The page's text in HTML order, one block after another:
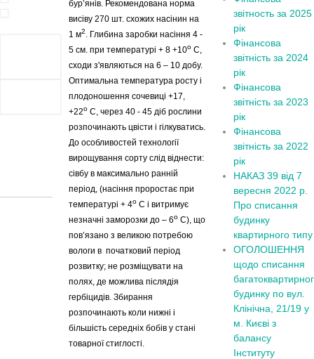
бур’янів. Рекомендована норма
висіву 270 шт. схожих насінин на
1 м2. Глибина заробки насіння 4 -
5 см. при температурі + 8 +10о С,
сходи з'являються на 6 – 10 добу.
Оптимальна температура росту і
плодоношення сочевиці +17,
+22о С, через 40 - 45 діб рослини
розпочинають цвісти і гілкуватись.
До особливостей технології
вирощування сорту слід віднести:
сівбу в максимально ранній
період, (насіння проростає при
температурі + 4о С і витримує
незначні заморозки до – 6о С), що
пов’язано з великою потребою
вологи в початковий період
розвитку; не розміщувати на
полях, де можлива післядія
гербіцидів. Збирання
розпочинають коли нижні і
більшість середніх бобів у стані
товарної стиглості.
звітность за 2025
рік
Фінансова
звітність за 2024
рік
Фінансова
звітність за 2023
рік
Фінансова
звітність за 2022
рік
НАКАЗ 39 від 7
вересня 2022 р.
Про списання
будинку
квартирного типу
ОГОЛОШЕННЯ
щодо списання
будинку по вул.
Клінічна, 21/19 у
м. Києві з
балансу
Інституту